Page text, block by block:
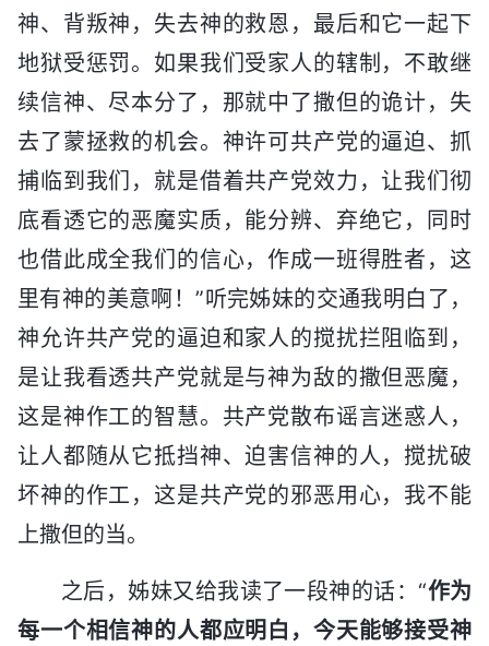
神、背叛神，失去神的救恩，最后和它一起下
地狱受惩罚。如果我们受家人的辖制，不敢继
续信神、尽本分了，那就中了撒但的诡计，失
去了蒙拯救的机会。神许可共产党的逼迫、抓
捕临到我们，就是借着共产党效力，让我们彻
底看透它的恶魔实质，能分辨、弃绝它，同时
也借此成全我们的信心，作成一班得胜者，这
里有神的美意啊！”听完姊妹的交通我明白了，
神允许共产党的逼迫和家人的搅扰拦阻临到，
是让我看透共产党就是与神为敌的撒但恶魔，
这是神作工的智慧。共产党散布谣言迷惑人，
让人都随从它抵挡神、迫害信神的人，搅扰破
坏神的作工，这是共产党的邪恶用心，我不能
上撒但的当。
之后，姊妹又给我读了一段神的话：“作为
每一个相信神的人都应明白，今天能够接受神